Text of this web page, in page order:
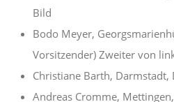
Bild
Bodo Meyer,
Vorsitzender) Zweiter von
Christiane Barth,
Andreas Cromme,